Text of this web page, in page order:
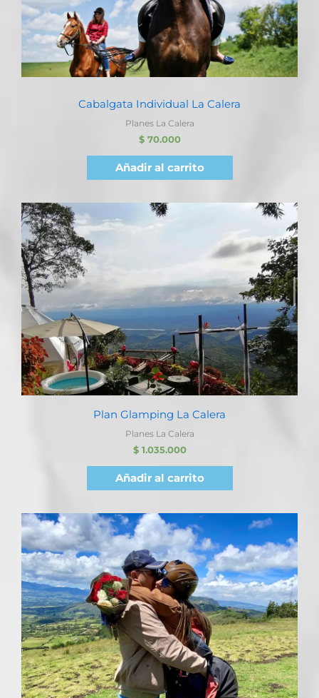
Cabalgata Individual La Calera
Planes La Calera
$70.000
Añadir al carrito
Plan Glamping La Calera
Planes La Calera
$1.035.000
Añadir al carrito